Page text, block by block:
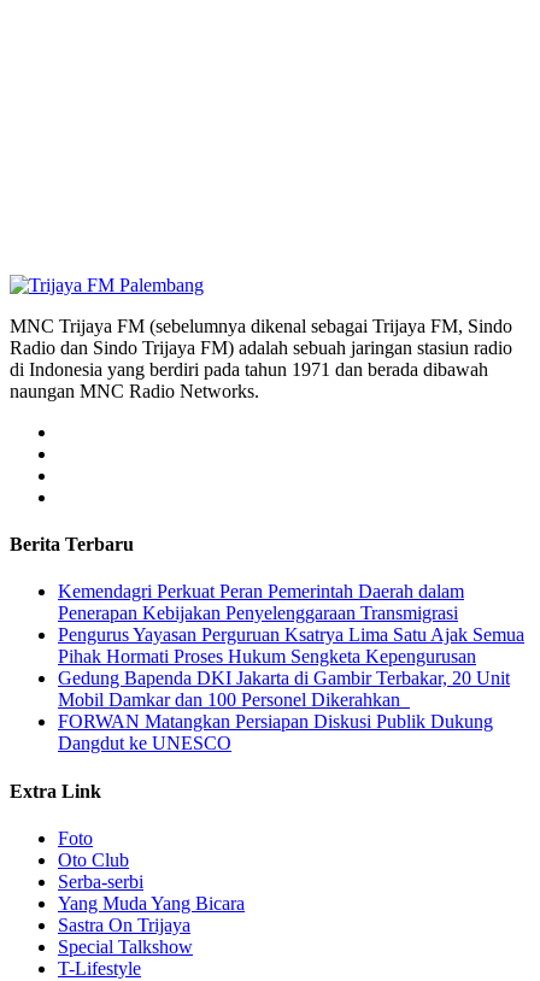
MNC Trijaya FM (sebelumnya dikenal sebagai Trijaya FM, Sindo
Radio dan Sindo Trijaya FM) adalah sebuah jaringan stasiun radio
di Indonesia yang berdiri pada tahun 1971 dan berada dibawah
naungan MNC Radio Networks.
Berita Terbaru
Kemendagri Perkuat Peran Pemerintah Daerah dalam
Penerapan Kebijakan Penyelenggaraan Transmigrasi
Pengurus Yayasan Perguruan Ksatrya Lima Satu Ajak Semua
Pihak Hormati Proses Hukum Sengketa Kepengurusan
Gedung Bapenda DKI Jakarta di Gambir Terbakar, 20 Unit
Mobil Damkar dan 100 Personel Dikerahkan
FORWAN Matangkan Persiapan Diskusi Publik Dukung
Dangdut ke UNESCO
Extra Link
Foto
Oto Club
Serba-serbi
Yang Muda Yang Bicara
Sastra On Trijaya
Special Talkshow
T-Lifestyle